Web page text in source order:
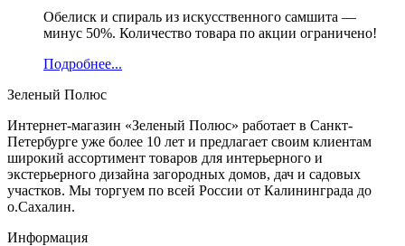
Обелиск и спираль из искусственного самшита —
минус 50%. Количество товара по акции ограничено!
Подробнее...
Зеленый Полюс
Интернет-магазин «Зеленый Полюс» работает в Санкт-
Петербурге уже более 10 лет и предлагает своим клиентам
широкий ассортимент товаров для интерьерного и
экстерьерного дизайна загородных домов, дач и садовых
участков. Мы торгуем по всей России от Калининграда до
о.Сахалин.
Информация